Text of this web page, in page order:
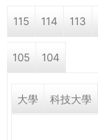
學a
r
e
115 114 113
105 104
大學 科技大學